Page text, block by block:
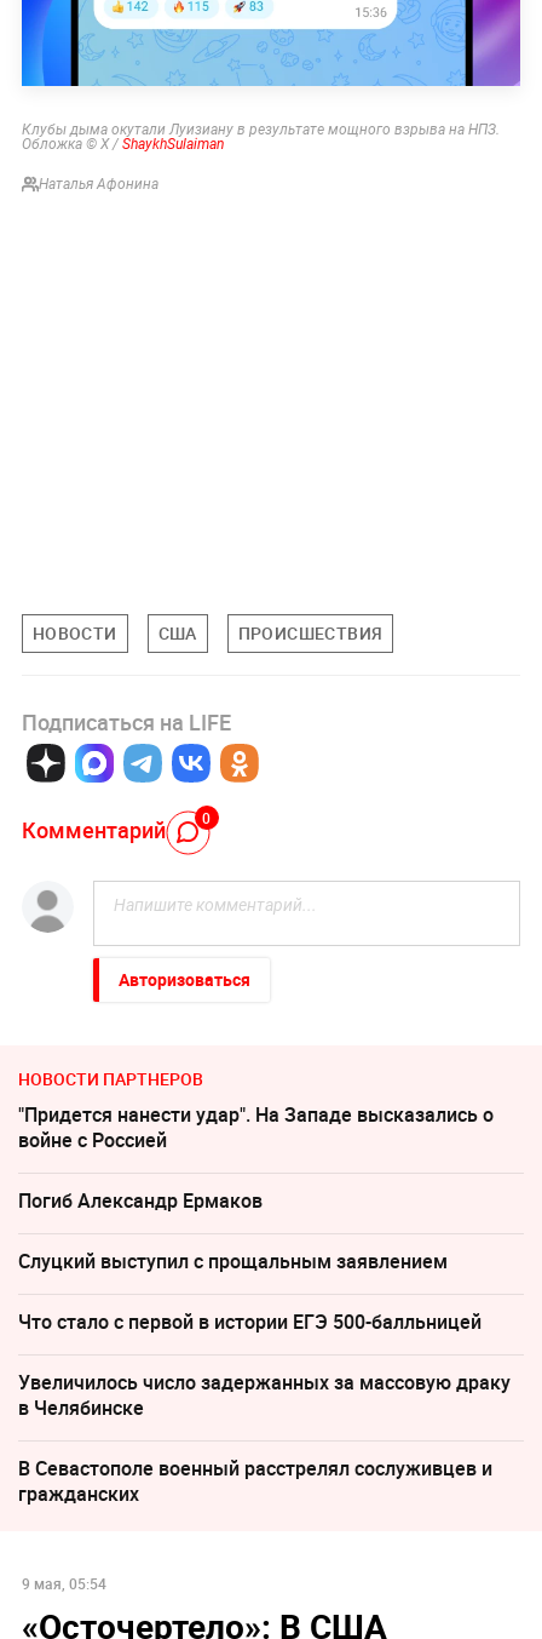
Клубы дыма окутали Луизиану в результате мощного взрыва на НПЗ.
Обложка © Х / ShaykhSulaiman
Наталья Афонина
НОВОСТИ США ПРОИСШЕСТВИЯ
Подписаться на LIFE
Комментарий 0
Авторизоваться
НОВОСТИ ПАРТНЕРОВ
"Придется нанести удар". На Западе высказались о
войне с Россией
Погиб Александр Ермаков
Слуцкий выступил с прощальным заявлением
Что стало с первой в истории ЕГЭ 500-балльницей
Увеличилось число задержанных за массовую драку
в Челябинске
В Севастополе военный расстрелял сослуживцев и
гражданских
9 мая, 05:54
«Осточертело»: В США